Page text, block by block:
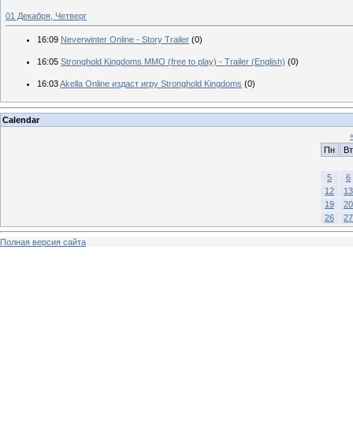
01 Декабря, Четверг
16:09 Neverwinter Online - Story Trailer (0)
16:05 Stronghold Kingdoms MMO (free to play) - Trailer (English) (0)
16:03Akella Online издаст игру Stronghold Kingdoms (0)
Calendar
Пн
Вт
5
6
12
13
19
20
26
27
Полная версия сайта